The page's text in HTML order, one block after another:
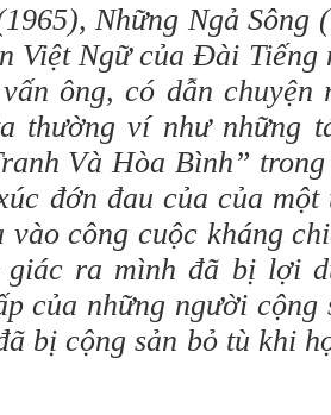
Những Ngả
Việt Ngữ của Đài
ông, có dẫn chuyện
thường ví như những
Và Hòa Bình”
đớn đau của của
vào công cuộc kháng
giác ra mình đã bị lợi
của những người
bị cộng sản bỏ tù khi